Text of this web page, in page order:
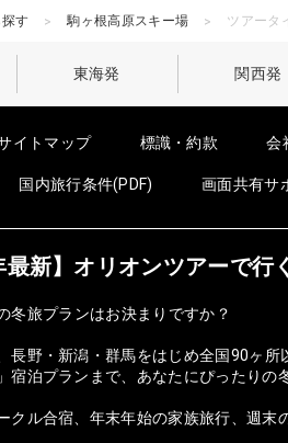
す 駒ヶ根高原スキー場 ツアータ
東海発 関西発
イトマップ 標識・約款 会
国内旅行条件(PDF) 画面共有サ
最新】オリオンツアーで
冬旅プランはお決まりですか？
長野・新潟・群馬をはじめ全国90ヶ
宿泊プランまで、あなたにぴったりの
クル合宿、年末年始の家族旅行、週